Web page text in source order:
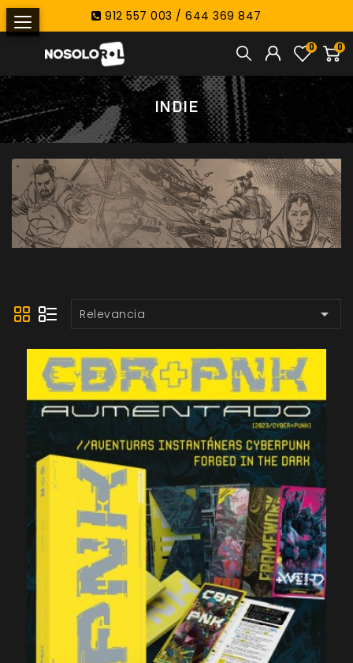
912 557 003 / 644 369 847
0
0
INDIE
Relevancia 